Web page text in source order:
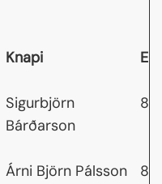
Knapi
Sigurbjörn
Bárðarson
Árni Björn Pálsson